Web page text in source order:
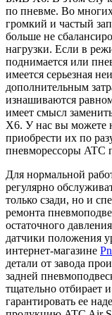
по пневме. Во многих
громкий и частый
больше не
нагрузки. Если в
поднимается или
имеется серьезная
дополнительным
изнашиваются
имеет смысл
X6. У нас вы можете
приобрести их по
пневморессоры ATC
Для нормальной
регулярно
только сзади, но и
ремонта
остаточного
датчики положения
интернет-магазине
детали от завода
задней
тщательно отбирает
гарантировать ее